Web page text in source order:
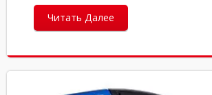
Читать Далее